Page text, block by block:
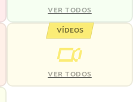
VER TODOS
VÍDEOS
VER TODOS